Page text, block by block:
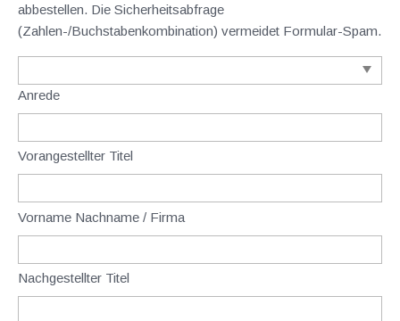
abbestellen. Die Sicherheitsabfrage
(Zahlen-/Buchstabenkombination) vermeidet Formular-Spam.
Anrede
Vorangestellter Titel
Vorname Nachname / Firma
Nachgestellter Titel